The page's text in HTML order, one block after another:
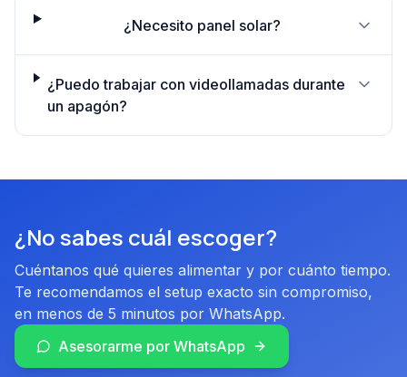
¿Necesito panel solar?
¿Puedo trabajar con videollamadas durante
un apagón?
¿No sabes cuál escoger?
Cuéntanos qué quieres alimentar y por cuánto tiempo.
Te recomendamos el setup exacto sin compromiso,
en menos de 5 minutos por WhatsApp.
Asesorarme por WhatsApp